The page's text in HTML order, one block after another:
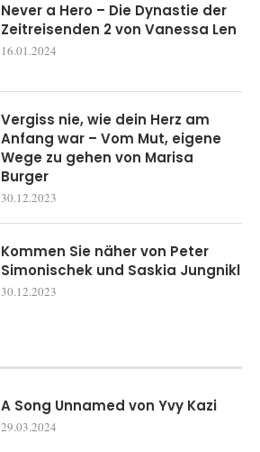
Never a Hero – Die Dynastie der
Zeitreisenden 2 von Vanessa Len
16.01.2024
Vergiss nie, wie dein Herz am
Anfang war – Vom Mut, eigene
Wege zu gehen von Marisa
Burger
30.12.2023
Kommen Sie näher von Peter
Simonischek und Saskia Jungnikl
30.12.2023
A Song Unnamed von Yvy Kazi
29.03.2024